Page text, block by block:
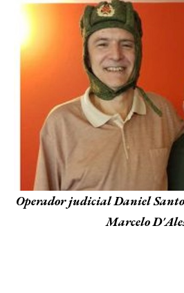
Operador judicial Daniel
Marcelo